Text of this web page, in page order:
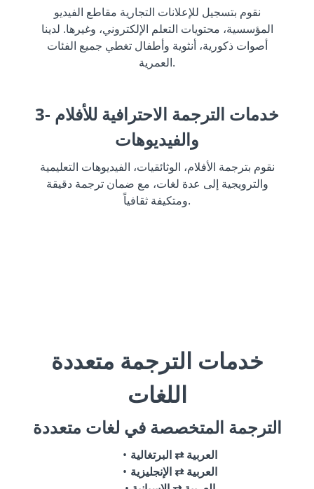
نقوم بتسجيل للإعلانات التجارية مقاطع الفيديو
المؤسسية، محتويات التعلم الإلكتروني، وغيرها. لدينا
أصوات ذكورية، أنثوية وأطفال تغطي جميع الفئات
العمرية.
3- خدمات الترجمة الاحترافية للأفلام
والفيديوهات
نقوم بترجمة الأفلام، الوثائقيات، الفيديوهات التعليمية
والترويجية إلى عدة لغات، مع ضمان ترجمة دقيقة
ومتكيفة ثقافياً.
خدمات الترجمة متعددة
اللغات
الترجمة المتخصصة في لغات متعددة
العربية ⇄ البرتغالية
العربية ⇄ الإنجليزية